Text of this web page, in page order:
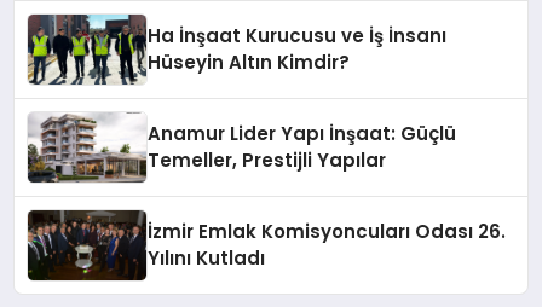
Ha İnşaat Kurucusu ve İş İnsanı
Hüseyin Altın Kimdir?
Anamur Lider Yapı İnşaat: Güçlü
Temeller, Prestijli Yapılar
İzmir Emlak Komisyoncuları Odası 26.
Yılını Kutladı